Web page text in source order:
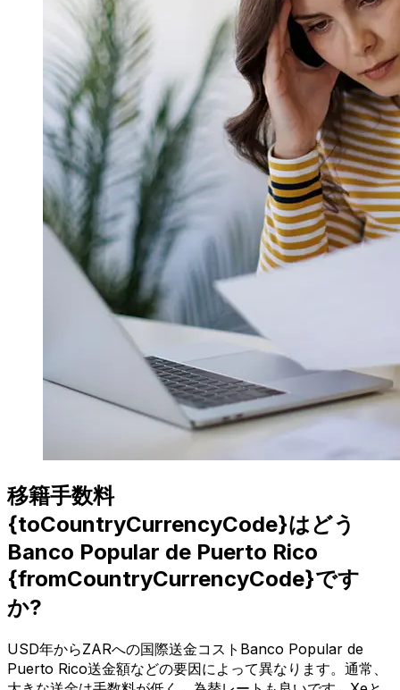
移籍手数料
{toCountryCurrencyCode}はどう
Banco Popular de Puerto Rico
{fromCountryCurrencyCode}です
か?
USD年からZARへの国際送金コストBanco Popular de
Puerto Rico送金額などの要因によって異なります。通常、